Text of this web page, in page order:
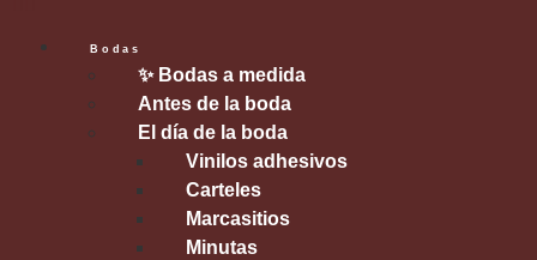
Bodas
✨ Bodas a medida
Antes de la boda
El día de la boda
Vinilos adhesivos
Carteles
Marcasitios
Minutas